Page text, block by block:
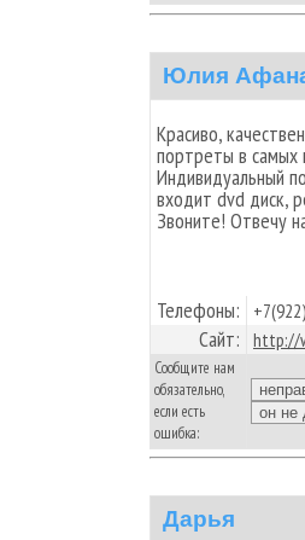
Юлия
Красиво,
портреты в самых
Индивидуальный
входит dvd диск,
Звоните! Отвечу
Телефоны:
Сайт: http://
Сообщите нам
обязательно,
если есть
ошибка:
Дарья